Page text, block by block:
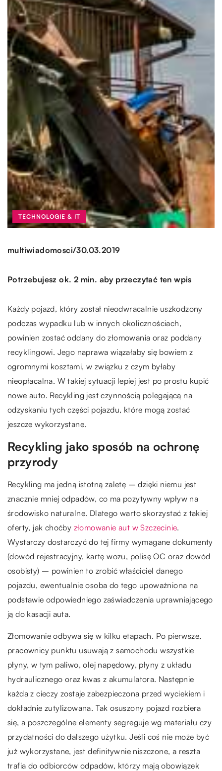
TECHNOLOGIE & IT
multiwiadomosci/30.03.2019
Potrzebujesz ok. 2 min. aby przeczytać ten wpis
Każdy pojazd, który został nieodwracalnie uszkodzony
podczas wypadku lub w innych okolicznościach,
powinien zostać oddany do złomowania oraz poddany
recyklingowi. Jego naprawa wiązałaby się bowiem z
ogromnymi kosztami, w związku z czym byłaby
nieopłacalna. W takiej sytuacji lepiej jest po prostu kupić
nowe auto. Recykling jest czynnością polegającą na
odzyskaniu tych części pojazdu, które mogą zostać
jeszcze wykorzystane.
Recykling jako sposób na ochronę
przyrody
Recykling ma jedną istotną zaletę – dzięki niemu jest
znacznie mniej odpadów, co ma pozytywny wpływ na
środowisko naturalne. Dlatego warto skorzystać z takiej
oferty, jak choćby złomowanie aut w Szczecinie.
Wystarczy dostarczyć do tej firmy wymagane dokumenty
(dowód rejestracyjny, kartę wozu, polisę OC oraz dowód
osobisty) – powinien to zrobić właściciel danego
pojazdu, ewentualnie osoba do tego upoważniona na
podstawie odpowiedniego zaświadczenia uprawniającego
ją do kasacji auta.
Złomowanie odbywa się w kilku etapach. Po pierwsze,
pracownicy punktu usuwają z samochodu wszystkie
płyny, w tym paliwo, olej napędowy, płyny z układu
hydraulicznego oraz kwas z akumulatora. Następnie
każda z cieczy zostaje zabezpieczona przed wyciekiem i
dokładnie zutylizowana. Tak osuszony pojazd rozbiera
się, a poszczególne elementy segreguje wg materiału czy
przydatności do dalszego użytku. Jeśli coś nie może być
już wykorzystane, jest definitywnie niszczone, a reszta
trafia do odbiorców odpadów, którzy mają obowiązek